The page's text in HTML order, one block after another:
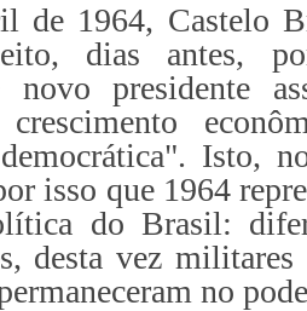
de 1964, Castelo
dias antes,
novo presidente
crescimento
Isto,
isso que 1964
do Brasil:
desta vez
no